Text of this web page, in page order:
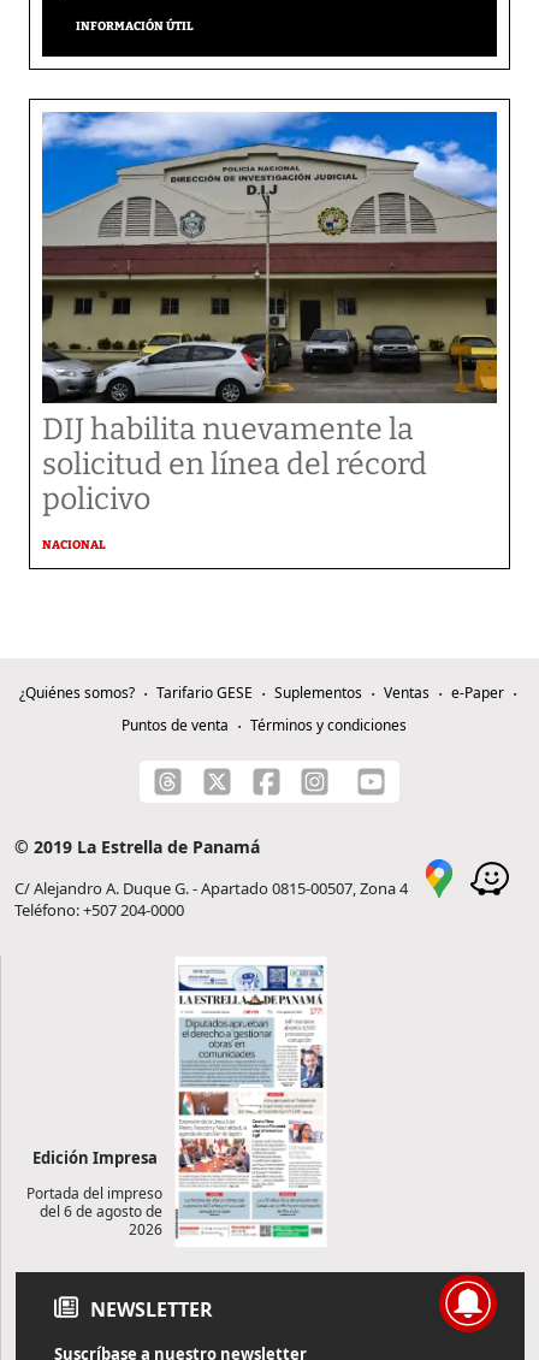
INFORMACIÓN ÚTIL
DIJ habilita nuevamente la
solicitud en línea del récord
policivo
NACIONAL
¿Quiénes somos? Tarifario GESE Suplementos Ventas
e-Paper
Puntos de venta
Términos y condiciones
© 2019 La Estrella de Panamá
C/ Alejandro A. Duque G. - Apartado 0815-00507, Zona 4
Teléfono: +507 204-0000
Edición Impresa
Portada del impreso
del 6 de agosto de
2026
NEWSLETTER
Suscríbase a nuestro newsletter